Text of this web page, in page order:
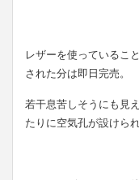
レザーを使っているこ
された分は即日完売。
若干息苦しそうにも見
たりに空気孔が設けら